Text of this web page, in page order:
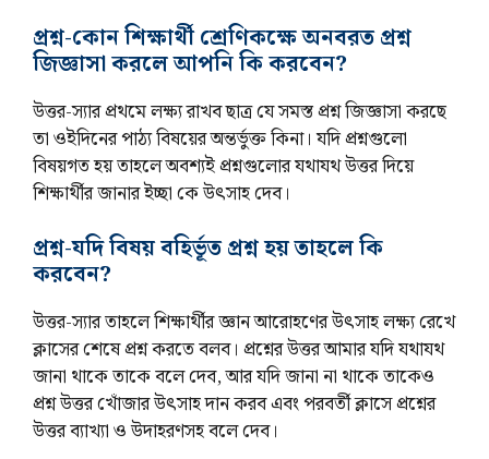
প্রশ্ন-কোন শিক্ষার্থী শ্রেণিকক্ষে অনবরত প্রশ্ন
জিজ্ঞাসা করলে আপনি কি করবেন?
উত্তর-স্যার প্রথমে লক্ষ্য রাখব ছাত্র যে সমস্ত প্রশ্ন জিজ্ঞাসা করছে
তা ওইদিনের পাঠ্য বিষয়ের অন্তর্ভুক্ত কিনা। যদি প্রশ্নগুলো
বিষয়গত হয় তাহলে অবশ্যই প্রশ্নগুলোর যথাযথ উত্তর দিয়ে
শিক্ষার্থীর জানার ইচ্ছা কে উৎসাহ দেব।
প্রশ্ন-যদি বিষয় বহির্ভূত প্রশ্ন হয় তাহলে কি
করবেন?
উত্তর-স্যার তাহলে শিক্ষার্থীর জ্ঞান আরোহণের উৎসাহ লক্ষ্য রেখে
ক্লাসের শেষে প্রশ্ন করতে বলব। প্রশ্নের উত্তর আমার যদি যথাযথ
জানা থাকে তাকে বলে দেব, আর যদি জানা না থাকে তাকেও
প্রশ্ন উত্তর খোঁজার উৎসাহ দান করব এবং পরবর্তী ক্লাসে প্রশ্নের
উত্তর ব্যাখ্যা ও উদাহরণসহ বলে দেব।